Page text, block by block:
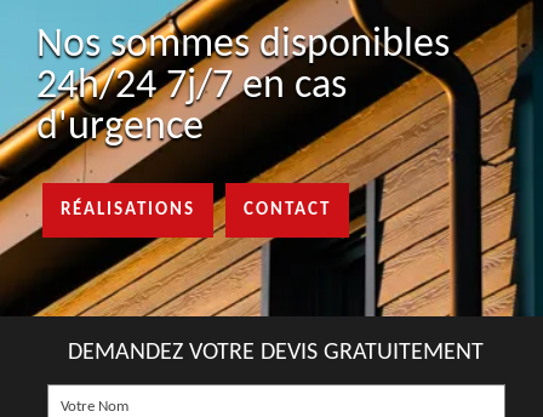
Nos sommes disponibles
24h/24 7j/7 en cas
d'urgence
RÉALISATIONS CONTACT
DEMANDEZ VOTRE DEVIS GRATUITEMENT